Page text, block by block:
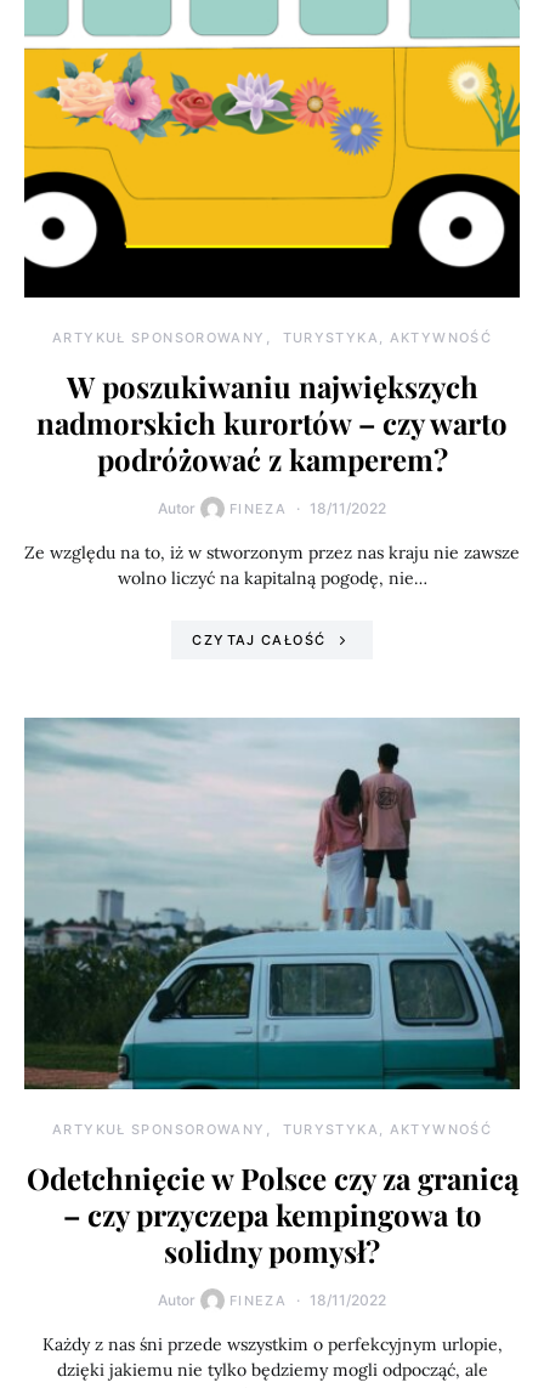
ARTYKUŁ SPONSOROWANY TURYSTYKA, AKTYWNOŚĆ
W poszukiwaniu największych
nadmorskich kurortów – czy warto
podróżować z kamperem?
Autor FINEZA 18/11/2022
Ze względu na to, iż w stworzonym przez nas kraju nie zawsze
wolno liczyć na kapitalną pogodę, nie…
CZYTAJ CAŁOŚĆ
ARTYKUŁ SPONSOROWANY TURYSTYKA, AKTYWNOŚĆ
Odetchnięcie w Polsce czy za granicą
– czy przyczepa kempingowa to
solidny pomysł?
Autor FINEZA 18/11/2022
Każdy z nas śni przede wszystkim o perfekcyjnym urlopie,
dzięki jakiemu nie tylko będziemy mogli odpocząć, ale